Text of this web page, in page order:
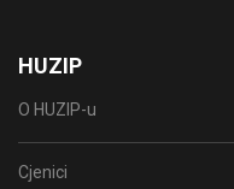
HUZIP
O HUZIP-u
Cjenici